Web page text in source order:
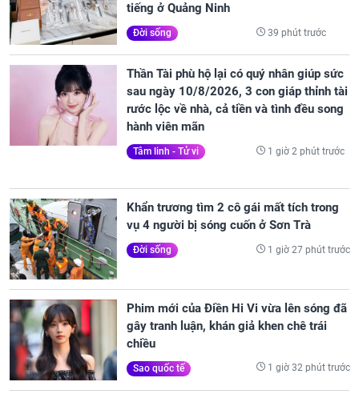
tiếng ở Quảng Ninh
Đời sống 39 phút trước
Thần Tài phù hộ lại có quý nhân giúp sức
sau ngày 10/8/2026, 3 con giáp thỉnh tài
rước lộc về nhà, cả tiền và tình đều song
hành viên mãn
Tâm linh - Tử vi 1 giờ 2 phút trước
Khẩn trương tìm 2 cô gái mất tích trong
vụ 4 người bị sóng cuốn ở Sơn Trà
Đời sống 1 giờ 27 phút trước
Phim mới của Điền Hi Vi vừa lên sóng đã
gây tranh luận, khán giả khen chê trái
chiều
Sao quốc tế 1 giờ 32 phút trước